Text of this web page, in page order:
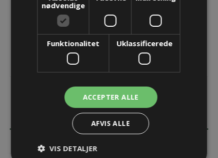
nødvendige
Funktionalitet Uklassificerede
ACCEPTER ALLE
AFVIS ALLE
VIS DETALJER